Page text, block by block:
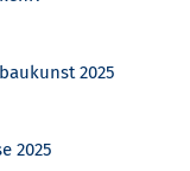
2025
2025